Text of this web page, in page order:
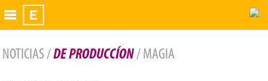
Exhibidor
NOTICIAS /DE PRODUCCÍON/ MAGIA